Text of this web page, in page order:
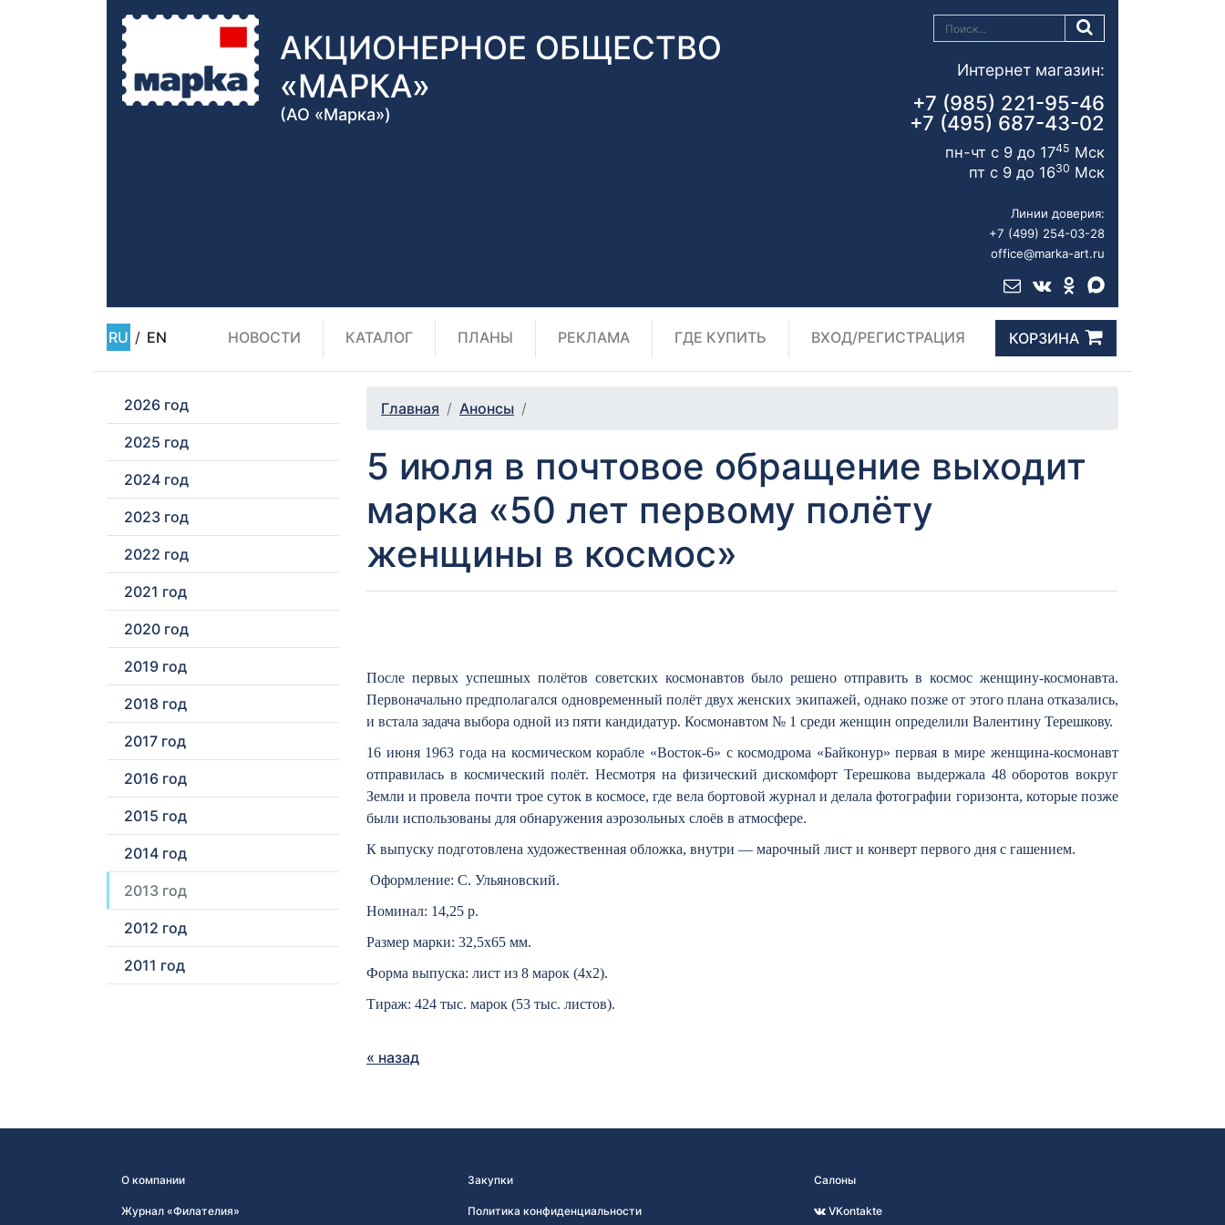
АКЦИОНЕРНОЕ ОБЩЕСТВО
«МАРКА»
(АО «Марка»)
Интернет магазин:
+7 (985) 221-95-46
+7 (495) 687-43-02
пн-чт с 9 до 1745 Мск
пт с 9 до 1630 Мск
Линии доверия:
+7 (499) 254-03-28
office@marka-art.ru
RU / EN НОВОСТИ КАТАЛОГ ПЛАНЫ РЕКЛАМА ГДЕ КУПИТЬ ВХОД/РЕГИСТРАЦИЯ КОРЗИНА
2026 год
2025 год
2024 год
2023 год
2022 год
2021 год
2020 год
2019 год
2018 год
2017 год
2016 год
2015 год
2014 год
2013 год
2012 год
2011 год
Главная Анонсы
5 июля в почтовое обращение выходит
марка «50 лет первому полёту
женщины в космос»
После первых успешных полётов советских космонавтов было решено отправить в космос женщину-космонавта.
Первоначально предполагался одновременный полёт двух женских экипажей, однако позже от этого плана отказались,
и встала задача выбора одной из пяти кандидатур. Космонавтом № 1 среди женщин определили Валентину Терешкову.
16 июня 1963 года на космическом корабле «Восток-6» с космодрома «Байконур» первая в мире женщина-космонавт
отправилась в космический полёт. Несмотря на физический дискомфорт Терешкова выдержала 48 оборотов вокруг
Земли и провела почти трое суток в космосе, где вела бортовой журнал и делала фотографии горизонта, которые позже
были использованы для обнаружения аэрозольных слоёв в атмосфере.
К выпуску подготовлена художественная обложка, внутри ― марочный лист и конверт первого дня с гашением.
Оформление: С. Ульяновский.
Номинал: 14,25 р.
Размер марки: 32,5х65 мм.
Форма выпуска: лист из 8 марок (4х2).
Тираж: 424 тыс. марок (53 тыс. листов).
« назад
О компании
Журнал «Филателия»
Закупки
Политика конфиденциальности
Салоны
VKontakte